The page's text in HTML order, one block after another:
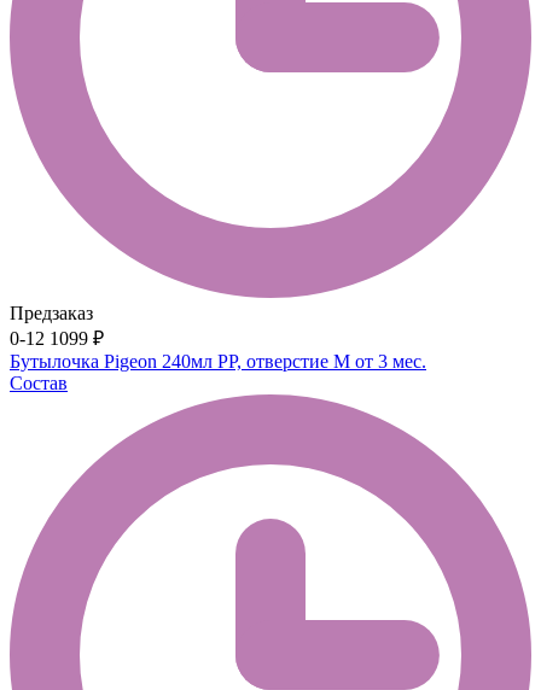
Предзаказ
0-12 1099 ₽
Бутылочка Pigeon 240мл PP, отверстие М от 3 мес.
Состав